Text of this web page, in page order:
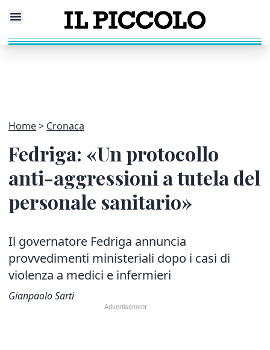
Home Cronaca
Fedriga: «Un protocollo
anti-aggressioni a tutela del
personale sanitario»
Il governatore Fedriga annuncia
provvedimenti ministeriali dopo i casi di
violenza a medici e infermieri
Gianpaolo Sarti